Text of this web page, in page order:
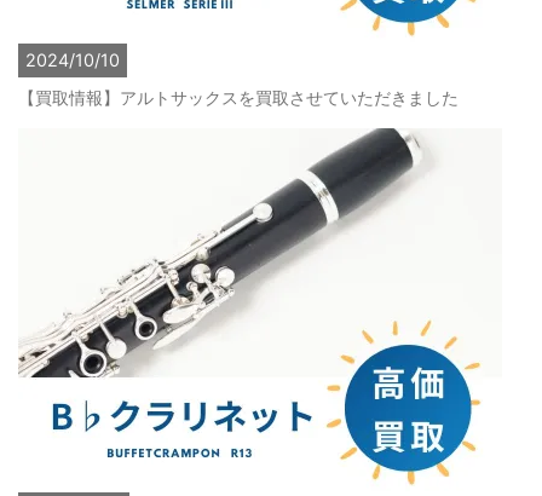
2024/10/10
【買取情報】アルトサックスを買取させていただきました